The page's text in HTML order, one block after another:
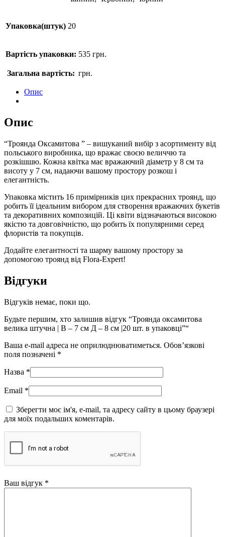
Упаковка(штук) 20
Вартість упаковки: 535 грн.
Загальна вартість: грн.
Опис
Опис
“Троянда Оксамитова ” – вишуканий вибір з асортименту від
польського виробника, що вражає своєю величчю та
розкішшю. Кожна квітка має вражаючий діаметр у 8 см та
висоту у 7 см, надаючи вашому простору розкош і
елегантність.
Упаковка містить 16 примірників цих прекрасних троянд, що
робить її ідеальним вибором для створення вражаючих букетів
та декоративних композицій. Ці квіти відзначаються високою
якістю та довговічністю, що робить їх популярними серед
флористів та покупців.
Додайте елегантності та шарму вашому простору за
допомогою троянд від Flora-Expert!
Відгуки
Відгуків немає, поки що.
Будьте першим, хто залишив відгук “Троянда оксамитова
велика штучна | В – 7 см Д – 8 см |20 шт. в упаковці”“
Ваша e-mail адреса не оприлюднюватиметься. Обов’язкові
поля позначені *
Назва *
Email *
Зберегти моє ім'я, e-mail, та адресу сайту в цьому браузері
для моїх подальших коментарів.
Ваш відгук *